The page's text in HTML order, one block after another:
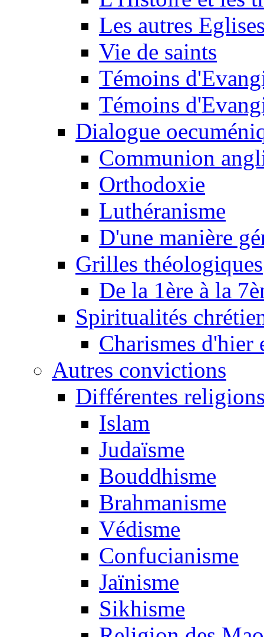
Les autres
Vie de saints
Témoins
Témoins
Dialogue
Communion
Orthodoxie
Luthéranisme
D'une manière
Grilles théologiques
De la 1ère à la
Spiritualités
Charismes
Autres convictions
Différentes
Islam
Judaïsme
Bouddhisme
Brahmanisme
Védisme
Confucianisme
Jaïnisme
Sikhisme